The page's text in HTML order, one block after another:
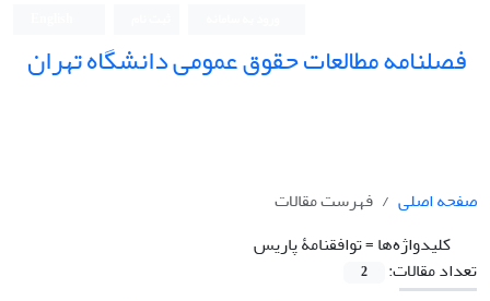
فصلنامه مطالعات حقوق عمومی دانشگاه تهران
صفحه اصلی
فهرست مقالات
کلیدواژه‌ها =توافقنامۀ پاریس
تعداد مقالات:
2